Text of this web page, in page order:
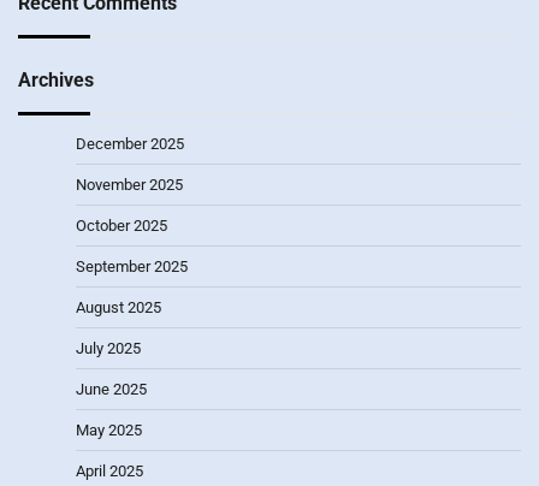
Archives
December 2025
November 2025
October 2025
September 2025
August 2025
July 2025
June 2025
May 2025
April 2025